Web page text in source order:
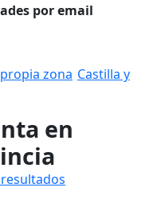
por email
zona Castilla y
en